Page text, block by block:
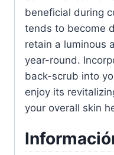
beneficial during
tends to become
retain a luminous
year-round.
back-scrub into
enjoy its
your overall skin